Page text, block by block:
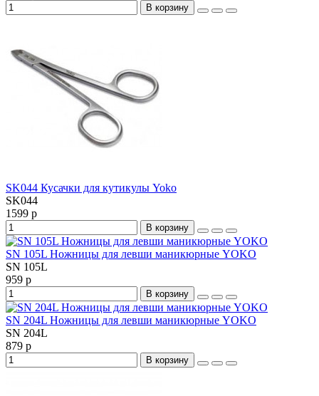
В корзину
SK044 Кусачки для кутикулы Yoko
SK044
1599 р
В корзину
SN 105L Ножницы для левши маникюрные YOKO
SN 105L
959 р
В корзину
SN 204L Ножницы для левши маникюрные YOKO
SN 204L
879 р
В корзину